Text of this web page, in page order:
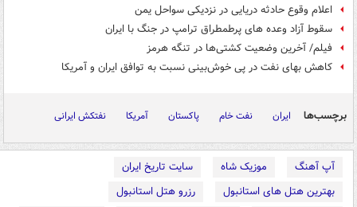
اعلام وقوع حادثه دریایی در نزدیکی سواحل یمن
سقوط آزاد وعده های پرطمطراق ترامپ در جنگ با ایران
فیلم/ آخرین وضعیت کشتی‌ها در تنگه هرمز
کاهش بهای نفت در پی خوش‌بینی نسبت به توافق ایران و آمریکا
برچسب‌ها ایران نفت خام پاکستان آمریکا نفتکش ایرانی
آپ آهنگ موزیک شاه
سایت تاریخ ایران
بهترین هتل های استانبول
رزرو هتل استانبول